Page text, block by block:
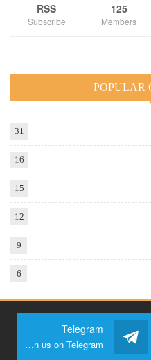
125
Members
RSS
Subscribe
POPULAR
31
16
15
12
9
6
Telegram
Join us on Telegram